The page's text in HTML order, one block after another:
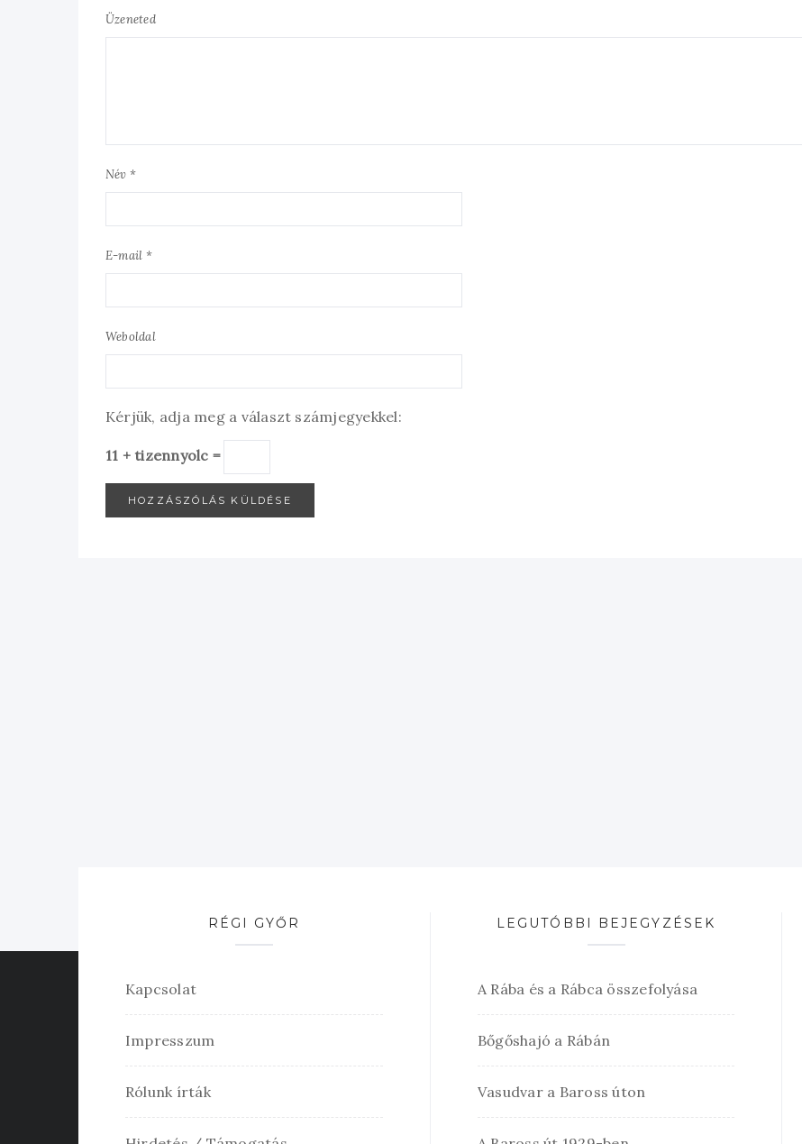
Üzeneted
Név *
E-mail *
Weboldal
Kérjük, adja meg a választ számjegyekkel:
11 + tizennyolc =
RÉGI GYŐR
Kapcsolat
Impresszum
Rólunk írták
LEGUTÓBBI BEJEGYZÉSEK
A Rába és a Rábca összefolyása
Bőgőshajó a Rábán
Vasudvar a Baross úton